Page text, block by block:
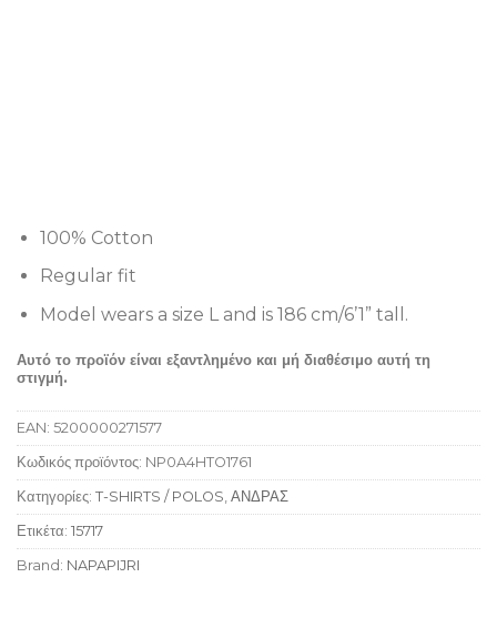
100% Cotton
Regular fit
Model wears a size L and is 186 cm/6’1” tall.
Αυτό το προϊόν είναι εξαντλημένο και μή διαθέσιμο αυτή τη
στιγμή.
EAN: 5200000271577
Κωδικός προϊόντος: NP0A4HTO1761
Κατηγορίες: T-SHIRTS / POLOS ΑΝΔΡΑΣ
Ετικέτα: 15717
Brand: NAPAPIJRI